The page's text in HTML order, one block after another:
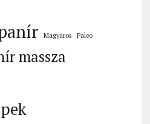
Magyaros Paleo
massza